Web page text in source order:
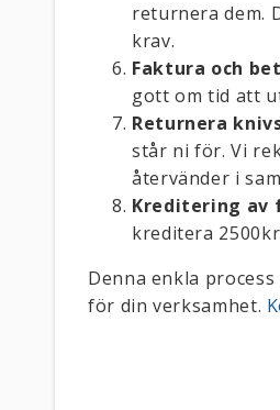
returnera dem.
krav.
Faktura och
gott om tid att
Returnera
står ni för. Vi
återvänder i
Kreditering av
kreditera
Denna enkla
för din verksamhet.